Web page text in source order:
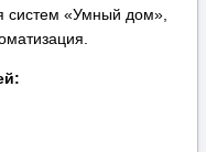
систем «Умный дом»,